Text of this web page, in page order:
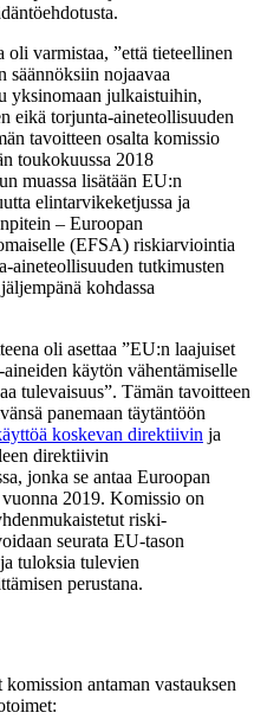
oli varmistaa, ”että tieteellinen
säännöksiin nojaavaa
yksinomaan julkaistuihin,
eikä torjunta-aineteollisuuden
tavoitteen osalta komissio
toukokuussa 2018
muassa lisätään EU:n
elintarvikeketjussa ja
– Euroopan
(EFSA) riskiarviointia
aineteollisuuden tutkimusten
kohdassa
oli asettaa ”EU:n laajuiset
käytön vähentämiselle
tulevaisuus”. Tämän tavoitteen
panemaan täytäntöön
koskevan direktiivin ja
direktiivin
jonka se antaa Euroopan
2019. Komissio on
riski-
seurata EU-tason
tuloksia tulevien
perustana.
antaman vastauksen